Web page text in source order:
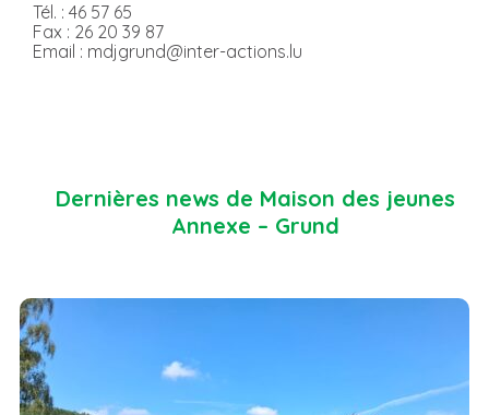
Tél. : 46 57 65
Fax : 26 20 39 87
Email : mdjgrund@inter-actions.lu
Dernières news de Maison des jeunes
Annexe – Grund